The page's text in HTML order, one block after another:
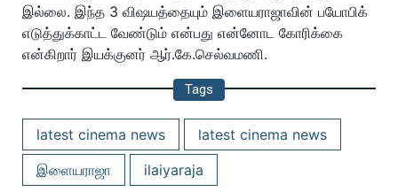
இல்லை. இந்த 3 விஷயத்தையும் இளையராஜாவின் பயோபிக்
எடுத்துக்காட்ட வேண்டும் என்பது என்னோட கோரிக்கை
என்கிறார் இயக்குனர் ஆர்.கே.செல்வமணி.
Tags
latest cinema news
latest cinema news
இளையராஜா
ilaiyaraja